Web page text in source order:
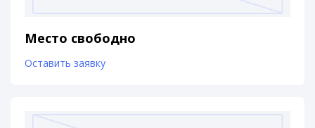
Место свободно
Оставить заявку